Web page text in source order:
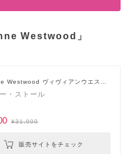
Westwood」
Westwood ヴィヴィアンウエスト
・ストール
¥31,900
販売サイトをチェック